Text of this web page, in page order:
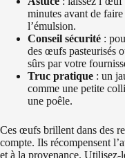
minutes avant de
l’émulsion.
Conseil sécurité :
des œufs pasteurisés
sûrs par votre
Truc pratique : un
comme une petite
une poêle.
Ces œufs brillent dans des
compte. Ils récompensent
et à la provenance. Utilisez-